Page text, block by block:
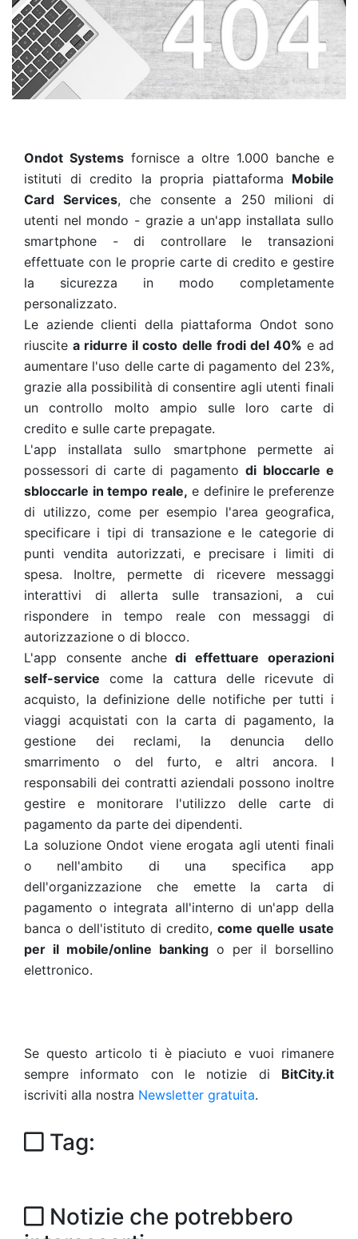
Ondot Systems fornisce a oltre 1.000 banche e
istituti di credito la propria piattaforma Mobile
Card Services, che consente a 250 milioni di
utenti nel mondo - grazie a un'app installata sullo
smartphone - di controllare le transazioni
effettuate con le proprie carte di credito e gestire
la sicurezza in modo completamente
personalizzato.
Le aziende clienti della piattaforma Ondot sono
riuscitea ridurre il costo delle frodi del 40% e ad
aumentare l'uso delle carte di pagamento del 23%,
grazie alla possibilità di consentire agli utenti finali
un controllo molto ampio sulle loro carte di
credito e sulle carte prepagate.
L'app installata sullo smartphone permette ai
possessori di carte di pagamentodi bloccarle e
sbloccarle in tempo reale, e definire le preferenze
di utilizzo, come per esempio l'area geografica,
specificare i tipi di transazione e le categorie di
punti vendita autorizzati, e precisare i limiti di
spesa. Inoltre, permette di ricevere messaggi
interattivi di allerta sulle transazioni, a cui
rispondere in tempo reale con messaggi di
autorizzazione o di blocco.
L'app consente anchedi effettuare operazioni
self-service come la cattura delle ricevute di
acquisto, la definizione delle notifiche per tutti i
viaggi acquistati con la carta di pagamento, la
gestione dei reclami, la denuncia dello
smarrimento o del furto, e altri ancora. I
responsabili dei contratti aziendali possono inoltre
gestire e monitorare l'utilizzo delle carte di
pagamento da parte dei dipendenti.
La soluzione Ondot viene erogata agli utenti finali
o nell'ambito di una specifica app
dell'organizzazione che emette la carta di
pagamento o integrata all'interno di un'app della
banca o dell'istituto di credito, come quelle usate
per il mobile/online banking o per il borsellino
elettronico.
Se questo articolo ti è piaciuto e vuoi rimanere
sempre informato con le notizie di BitCity.it
iscriviti alla nostra Newsletter gratuita.
Tag:
Notizie che potrebbero